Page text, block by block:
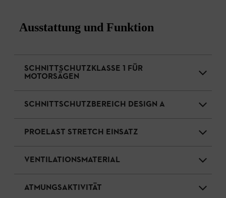
Ausstattung und Funktion
SCHNITTSCHUTZKLASSE 1 FÜR
MOTORSÄGEN
SCHNITTSCHUTZBEREICH DESIGN A
PROELAST STRETCH EINSATZ
VENTILATIONSMATERIAL
ATMUNGSAKTIVITÄT